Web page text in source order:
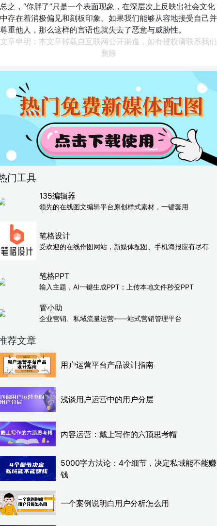
总之，“你胖了”只是一个表面现象，在深层次上反映出社会文化
中存在着消极偏见和刻板印象。如果我们能够从容地接受自己并
尊重他人，那么这样的言语也就失去了恶意与威胁性。
文章申明：本文章转载自互联网公开渠道，如有侵权请联系我们
删除
门工具
135编辑器
领先的在线图文编辑平台原创样式素材，一键套用
笔格设计
受欢迎的在线作图网站，新媒体配图、手机海报应有尽有
笔格PPT
输入主题，AI一键生成PPT；上传本地文件秒变PPT
管小助
企业营销、私域流量运营——站式营销管理平台
荐文章
用户运营平台产品设计指南
浅谈用户运营中的用户分层
内容运营：戴上写作的六顶思考帽
5000字方法论：4个细节，决定私域能不能赚
钱
一个案例说明白用户分析怎么用